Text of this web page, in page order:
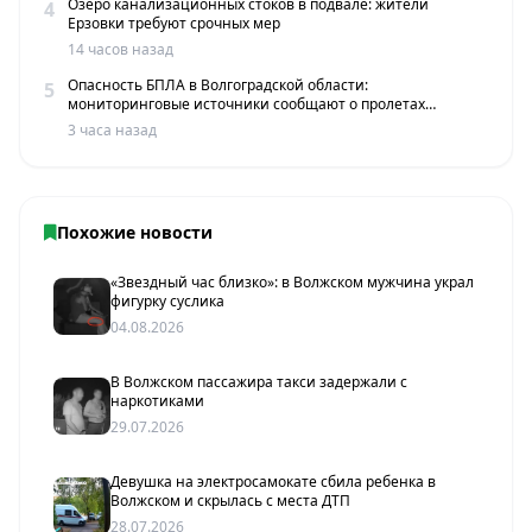
4
Озеро канализационных стоков в подвале: жители
Ерзовки требуют срочных мер
14 часов назад
5
Опасность БПЛА в Волгоградской области:
мониторинговые источники сообщают о пролетах
беспилотников
3 часа назад
Похожие новости
«Звездный час близко»: в Волжском мужчина украл
фигурку суслика
04.08.2026
В Волжском пассажира такси задержали с
наркотиками
29.07.2026
Девушка на электросамокате сбила ребенка в
Волжском и скрылась с места ДТП
28.07.2026